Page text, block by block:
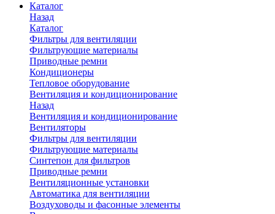
Каталог
Назад
Каталог
Фильтры для вентиляции
Фильтрующие материалы
Приводные ремни
Кондиционеры
Тепловое оборудование
Вентиляция и кондиционирование
Назад
Вентиляция и кондиционирование
Вентиляторы
Фильтры для вентиляции
Фильтрующие материалы
Синтепон для фильтров
Приводные ремни
Вентиляционные установки
Автоматика для вентиляции
Воздуховоды и фасонные элементы